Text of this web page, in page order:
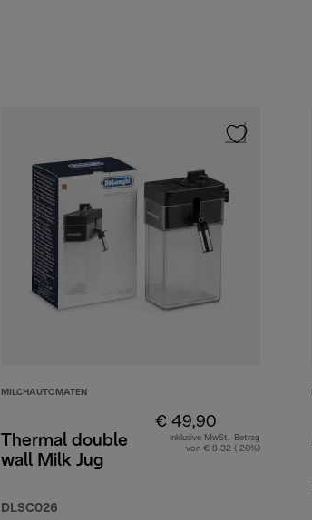
MILCHAUTOMATEN
Thermal double
wall Milk Jug
DLSC026
€ 49,90
Inklusive MwSt.-Betrag
von € 8,32 ( 20%)